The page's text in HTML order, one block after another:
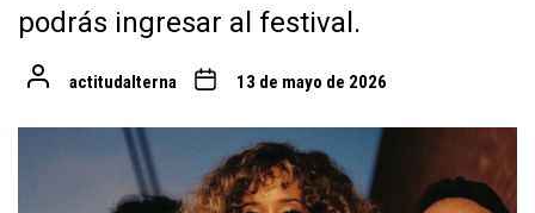
podrás ingresar al festival.
actitudalterna 13 de mayo de 2026